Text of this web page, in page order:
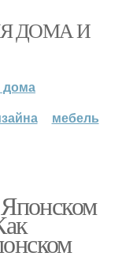
ДОМА И
дома
мебель
Японском